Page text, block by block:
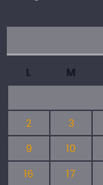
L M
2
3
9
10
16
17